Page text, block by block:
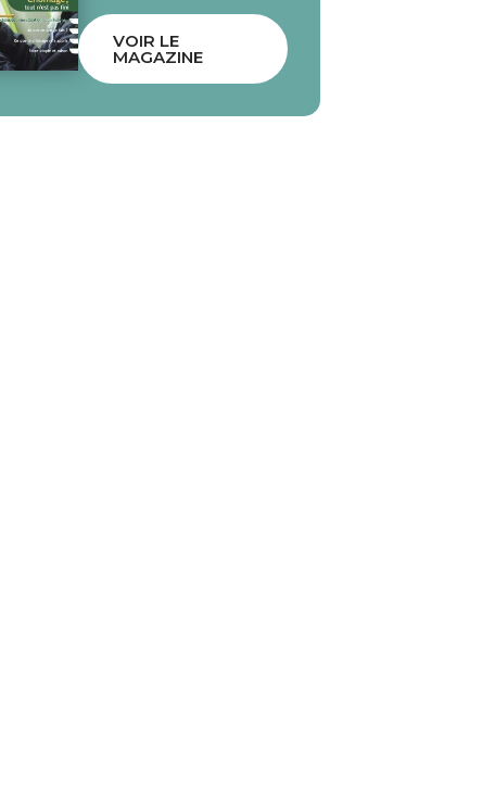
VOIR LE
MAGAZINE